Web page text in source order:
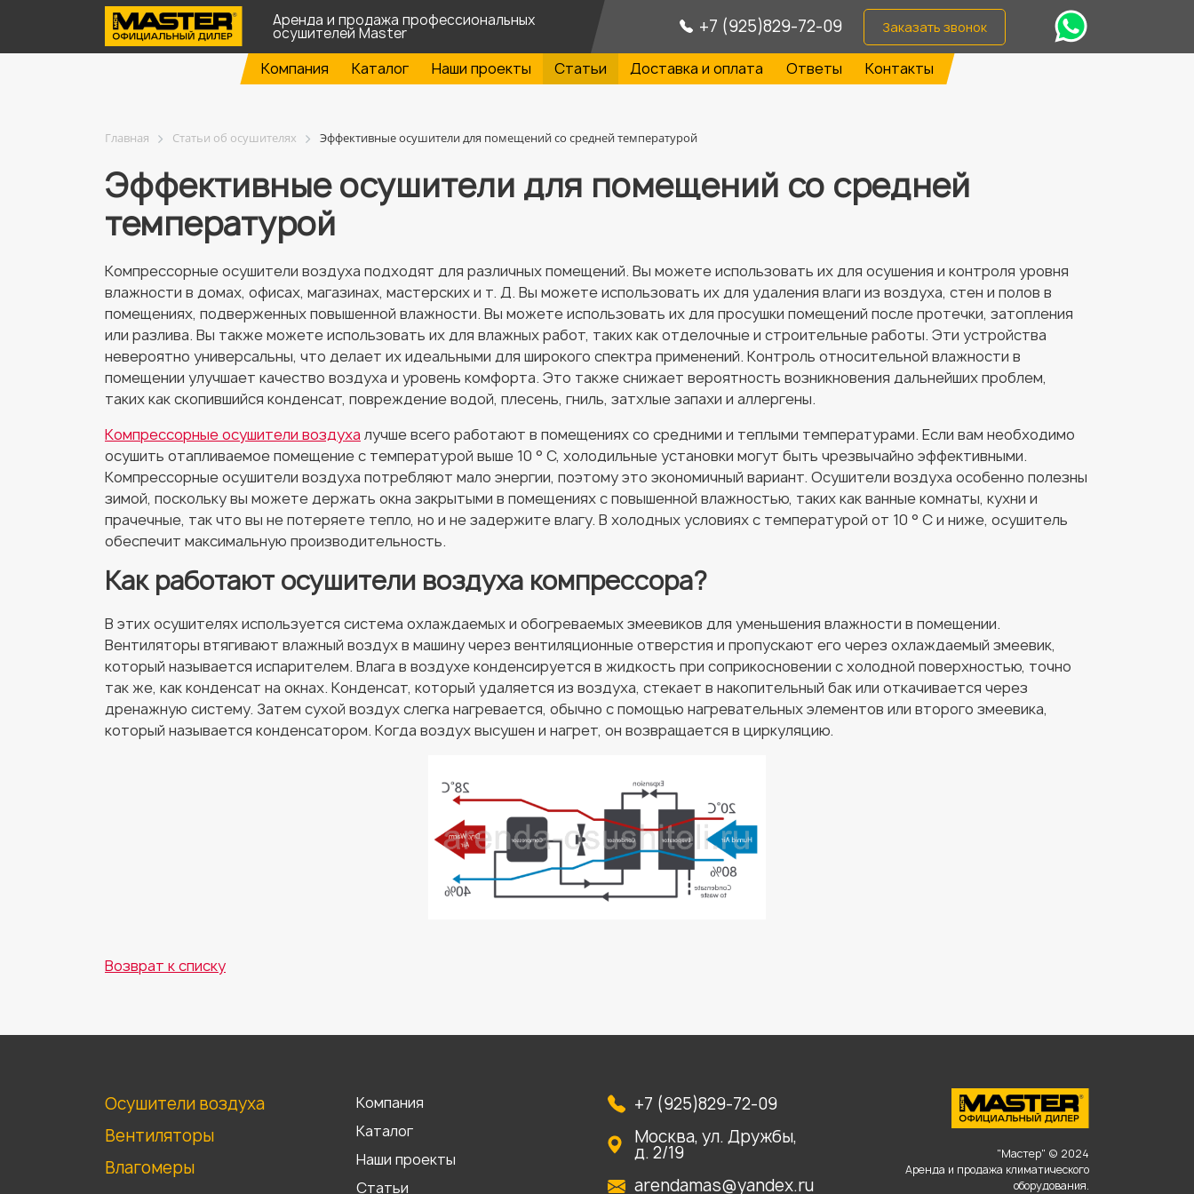
Аренда и продажа профессиональных
осушителей Master +7 (925)829-72-09 Заказать звонок
Компания Каталог Наши проекты Статьи Доставка и оплата Ответы Контакты
Главная Статьи об осушителях Эффективные осушители для помещений со средней температурой
Эффективные осушители для помещений со средней
температурой
Компрессорные осушители воздуха подходят для различных помещений. Вы можете использовать их для осушения и контроля уровня
влажности в домах, офисах, магазинах, мастерских и т. Д. Вы можете использовать их для удаления влаги из воздуха, стен и полов в
помещениях, подверженных повышенной влажности. Вы можете использовать их для просушки помещений после протечки, затопления
или разлива. Вы также можете использовать их для влажных работ, таких как отделочные и строительные работы. Эти устройства
невероятно универсальны, что делает их идеальными для широкого спектра применений. Контроль относительной влажности в
помещении улучшает качество воздуха и уровень комфорта. Это также снижает вероятность возникновения дальнейших проблем,
таких как скопившийся конденсат, повреждение водой, плесень, гниль, затхлые запахи и аллергены.
Компрессорные осушители воздуха лучше всего работают в помещениях со средними и теплыми температурами. Если вам необходимо
осушить отапливаемое помещение с температурой выше 10 ° C, холодильные установки могут быть чрезвычайно эффективными.
Компрессорные осушители воздуха потребляют мало энергии, поэтому это экономичный вариант. Осушители воздуха особенно полезны
зимой, поскольку вы можете держать окна закрытыми в помещениях с повышенной влажностью, таких как ванные комнаты, кухни и
прачечные, так что вы не потеряете тепло, но и не задержите влагу. В холодных условиях с температурой от 10 ° C и ниже, осушитель
обеспечит максимальную производительность.
Как работают осушители воздуха компрессора?
В этих осушителях используется система охлаждаемых и обогреваемых змеевиков для уменьшения влажности в помещении.
Вентиляторы втягивают влажный воздух в машину через вентиляционные отверстия и пропускают его через охлаждаемый змеевик,
который называется испарителем. Влага в воздухе конденсируется в жидкость при соприкосновении с холодной поверхностью, точно
так же, как конденсат на окнах. Конденсат, который удаляется из воздуха, стекает в накопительный бак или откачивается через
дренажную систему. Затем сухой воздух слегка нагревается, обычно с помощью нагревательных элементов или второго змеевика,
который называется конденсатором. Когда воздух высушен и нагрет, он возвращается в циркуляцию.
Возврат к списку
Осушители воздуха
Вентиляторы
Влагомеры
Компания
Каталог
Наши проекты
Статьи
+7 (925)829-72-09
Москва, ул. Дружбы,
д. 2/19
arendamas@yandex.ru
"Мастер" © 2024
Аренда и продажа климатического
оборудования.